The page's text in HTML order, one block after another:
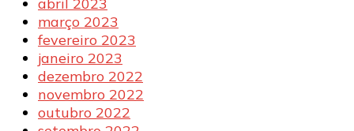
março 2023
fevereiro 2023
janeiro 2023
dezembro 2022
novembro 2022
outubro 2022